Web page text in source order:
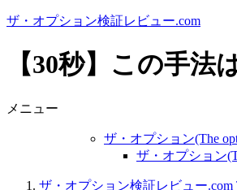
ザ・オプション検証レビュー.com
【30秒】この手
メニュー
ザ・オプション(The
ザ・オプション
ザ・オプション検証レビュー.com